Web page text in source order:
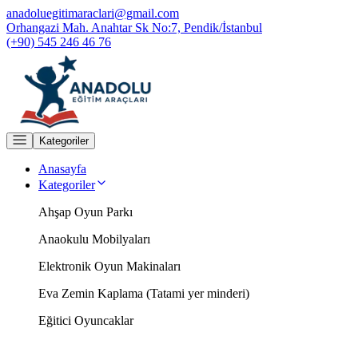
anadoluegitimaraclari@gmail.com
Orhangazi Mah. Anahtar Sk No:7, Pendik/İstanbul
(+90) 545 246 46 76
Kategoriler
Anasayfa
Kategoriler
Ahşap Oyun Parkı
Anaokulu Mobilyaları
Elektronik Oyun Makinaları
Eva Zemin Kaplama (Tatami yer minderi)
Eğitici Oyuncaklar